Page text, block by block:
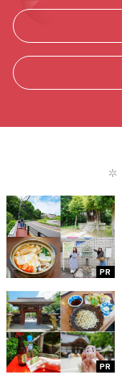
PR
PR